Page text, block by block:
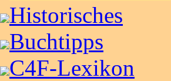
Historisches
Buchtipps
C4F-Lexikon